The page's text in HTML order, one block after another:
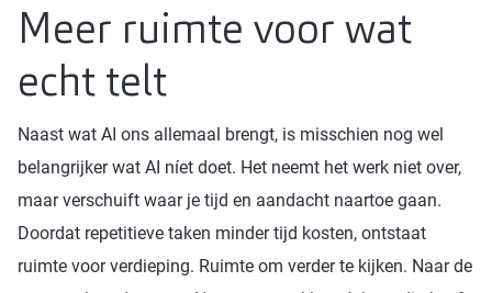
Meer ruimte voor wat
echt telt
Naast wat AI ons allemaal brengt, is misschien nog wel
belangrijker wat AI níet doet. Het neemt het werk niet over,
maar verschuift waar je tijd en aandacht naartoe gaan.
Doordat repetitieve taken minder tijd kosten, ontstaat
ruimte voor verdieping. Ruimte om verder te kijken. Naar de